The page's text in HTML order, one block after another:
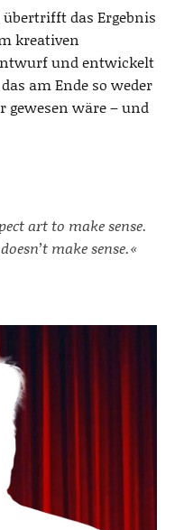
das Ergebnis
kreativen
und entwickelt
am Ende so weder
gewesen wäre – und
art to make sense.
make sense.«